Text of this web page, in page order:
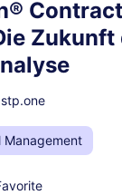
Contract
Zukunft
Management